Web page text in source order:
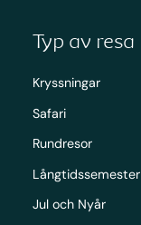
Typ av resa
Kryssningar
Safari
Rundresor
Långtidssemester
Jul och Nyår